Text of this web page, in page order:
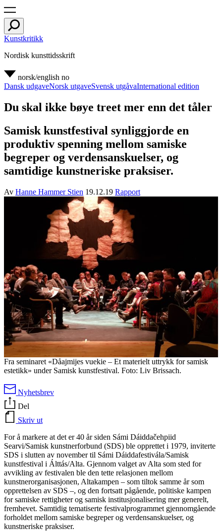
Kunstkritikk
Nordisk kunsttidsskrift
norsk/english no
Dansk udgaveNorsk utgaveSvensk utgåvaInternational edition
Du skal ikke bøye treet mer enn det tåler
Samisk kunstfestival synliggjorde en
produktiv spenning mellom samiske
begreper og verdensanskuelser, og
samtidige kunstneriske praksiser.
Av Hanne Hammer Stien 19.12.19 Rapport
Fra seminaret «Dåajmijes vuekie – Et materielt uttrykk for samisk
estetikk» under Samisk kunstfestival. Foto: Liv Brissach.
Nyhetsbrev
Del
Skriv ut
For å markere at det er 40 år siden Sámi Dáiddačehpiid
Searvi/Samisk kunstnerforbund (SDS) ble opprettet i 1979, inviterte
SDS i slutten av november til Sámi Dáiddafestivála/Samisk
kunstfestival i Álttás/Alta. Gjennom valget av Alta som sted for
avvikling av festivalen ble den tette relasjonen mellom
kunstnerorganisasjonen, Altakampen – som tiltok samme år som
opprettelsen av SDS –, og den fortsatt pågående, politiske kampen
for samiske rettigheter og samisk institusjonalisering mer generelt,
fremhevet. Samtidig tematiserte festivalprogrammet gjennomgående
forholdet mellom samiske begreper og verdensanskuelser, og
kunstneriske praksiser.